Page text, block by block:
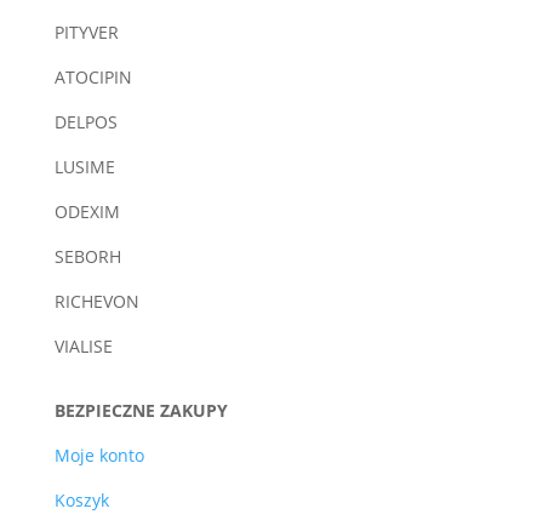
PITYVER
ATOCIPIN
DELPOS
LUSIME
ODEXIM
SEBORH
RICHEVON
VIALISE
BEZPIECZNE ZAKUPY
Moje konto
Koszyk